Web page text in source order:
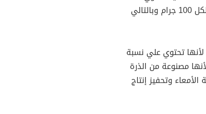
الذرة على نسبة عالية من السعرات الحرارية 342 سعرة حرارية لكل 100 جرام وبالتالي
تحتوي علي نسبة
مصنوعة من الذرة
وتحفيز إنتاج